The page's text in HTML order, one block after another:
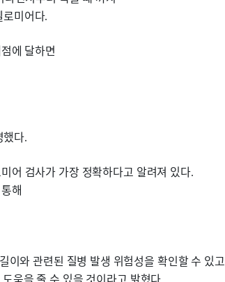
로미어다.
에 달하면
했다.
어 검사가 가장 정확하다고 알려져 있다.
해
이와 관련된 질병 발생 위험성을 확인할 수 있고
움을 줄 수 있을 것이라고 밝혔다